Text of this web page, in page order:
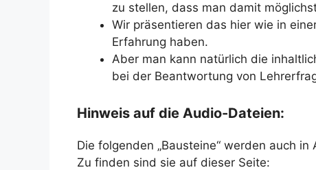
zu stellen, dass man damit
Wir präsentieren das hier wie in
Erfahrung haben.
Aber man kann natürlich die
bei der Beantwortung von
Hinweis auf die Audio-Dateien:
Die folgenden „Bausteine“ werden auch
Zu finden sind sie auf dieser Seite: